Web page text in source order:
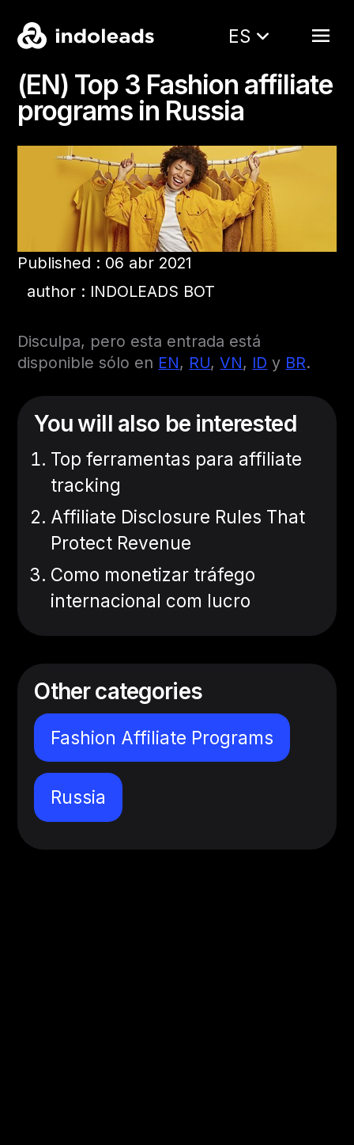
ES
(EN) Top 3 Fashion affiliate
programs in Russia
Published : 06 abr 2021
author : INDOLEADS BOT
Disculpa, pero esta entrada está
disponible sólo en EN, RU,VN, ID y BR.
You will also be interested
Top ferramentas para affiliate
tracking
Affiliate Disclosure Rules That
Protect Revenue
Como monetizar tráfego
internacional com lucro
Other categories
Fashion Affiliate Programs
Russia